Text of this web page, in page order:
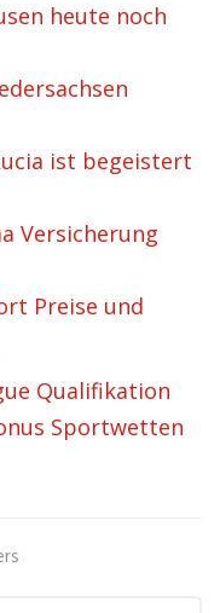
heute noch
ist begeistert
Versicherung
Preise und
Qualifikation
Sportwetten